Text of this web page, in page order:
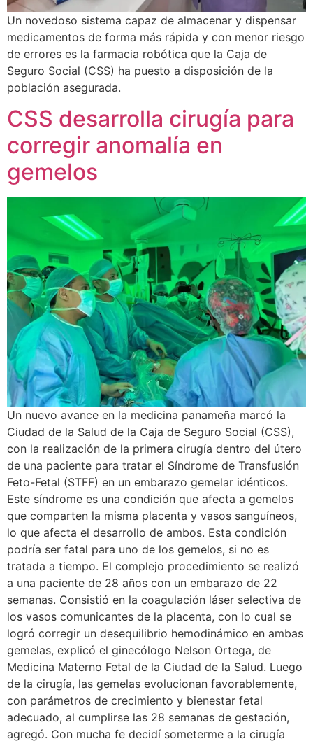
Un novedoso sistema capaz de almacenar y dispensar
medicamentos de forma más rápida y con menor riesgo
de errores es la farmacia robótica que la Caja de
Seguro Social (CSS) ha puesto a disposición de la
población asegurada.
CSS desarrolla cirugía para
corregir anomalía en
gemelos
Un nuevo avance en la medicina panameña marcó la
Ciudad de la Salud de la Caja de Seguro Social (CSS),
con la realización de la primera cirugía dentro del útero
de una paciente para tratar el Síndrome de Transfusión
Feto-Fetal (STFF) en un embarazo gemelar idénticos.
Este síndrome es una condición que afecta a gemelos
que comparten la misma placenta y vasos sanguíneos,
lo que afecta el desarrollo de ambos. Esta condición
podría ser fatal para uno de los gemelos, si no es
tratada a tiempo. El complejo procedimiento se realizó
a una paciente de 28 años con un embarazo de 22
semanas. Consistió en la coagulación láser selectiva de
los vasos comunicantes de la placenta, con lo cual se
logró corregir un desequilibrio hemodinámico en ambas
gemelas, explicó el ginecólogo Nelson Ortega, de
Medicina Materno Fetal de la Ciudad de la Salud. Luego
de la cirugía, las gemelas evolucionan favorablemente,
con parámetros de crecimiento y bienestar fetal
adecuado, al cumplirse las 28 semanas de gestación,
agregó. Con mucha fe decidí someterme a la cirugía